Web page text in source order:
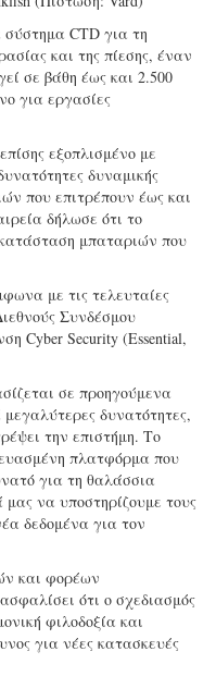
CTD για τη
και της πίεσης, έναν
σε βάθη έως και 2.500
για εργασίες
εξοπλισμένο με
δυναμικής
που επιτρέπουν έως και
δήλωσε ότι το
μπαταριών που
με τις τελευταίες
Συνδέσμου
Cyber Security (Essential,
σε προηγούμενα
δυνατότητες,
την επιστήμη. Το
πλατφόρμα που
για τη θαλάσσια
να υποστηρίζουμε τους
δεδομένα για τον
και φορέων
ότι ο σχεδιασμός
φιλοδοξία και
για νέες κατασκευές